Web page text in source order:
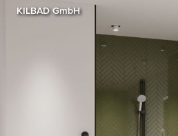
KILBAD GmbH